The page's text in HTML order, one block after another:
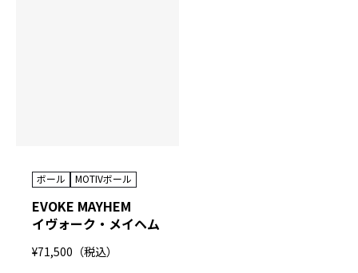
ボール MOTIVボール
EVOKE MAYHEM
イヴォーク・メイヘム
¥71,500（税込）